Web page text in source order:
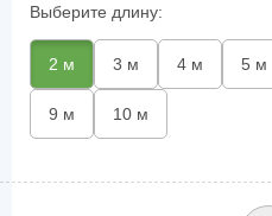
Выберите длину:
2 м 3 м 4 м 5 м
9 м 10 м